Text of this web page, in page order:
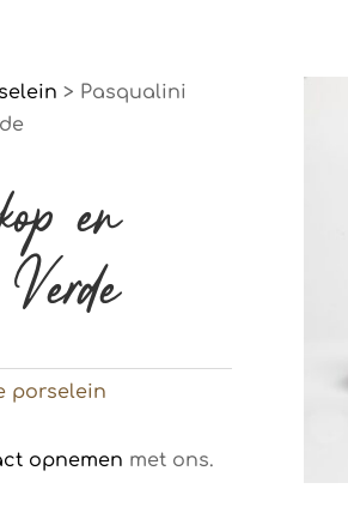
> Pasqualini
en
porselein
opnemen met ons.